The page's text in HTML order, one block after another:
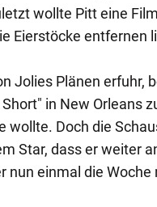
wollte Pitt eine
Eierstöcke entfernen
Jolies Plänen erfuhr,
in New Orleans
wollte. Doch die
Star, dass er weiter
nun einmal die